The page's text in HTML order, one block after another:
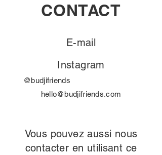
CONTACT
E-mail
Instagram
@budjifriends
hello@budjifriends.com
Vous pouvez aussi nous
contacter en utilisant ce